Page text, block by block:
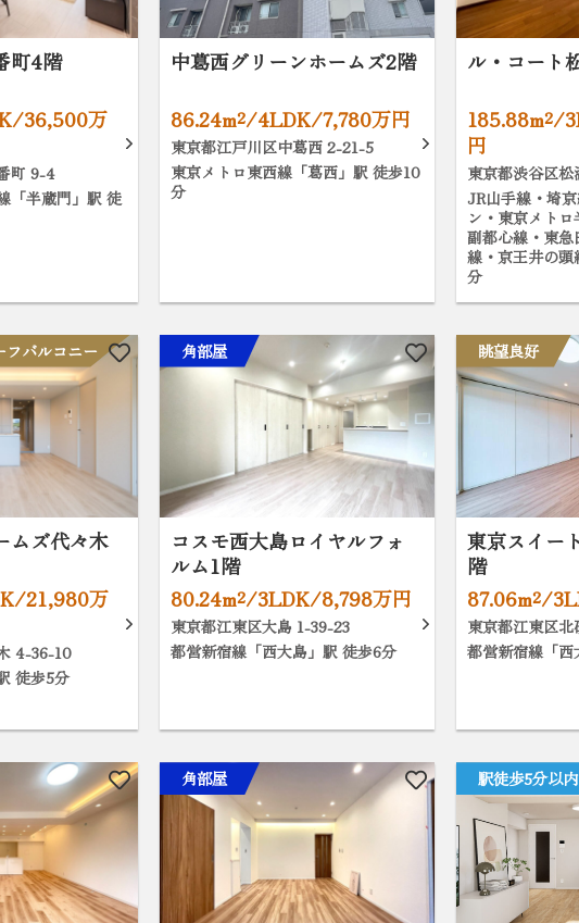
町4階
36,500万
町 9-4
「半蔵門」駅 徒
中葛西グリーンホームズ2階
86.24m²/4LDK/7,780万円
東京都江戸川区中葛西 2-21-5
東京メトロ東西線「葛西」駅 徒歩10
分
ル・コート
185.88m²/
円
東京都渋谷区
JR山手線・埼
ン・東京メト
副都心線・東
線・京王井の
分
フバルコニー
ムズ代々木
21,980万
4-36-10
徒歩5分
角部屋
コスモ西大島ロイヤルフォ
ルム1階
80.24m²/3LDK/8,798万円
東京都江東区大島 1-39-23
都営新宿線「西大島」駅 徒歩6分
眺望良好
東京スイー
階
87.06m²/
東京都江東区
都営新宿線「西
角部屋 駅徒歩5分以内